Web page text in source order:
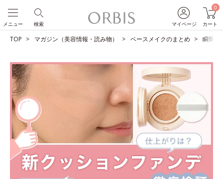
マイページ
0
カート
検索
メニュー
TOP マガジン（美容情報・読み物） ベースメイクのまとめ 瞬間ツ